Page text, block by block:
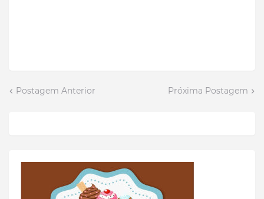
Postagem Anterior Próxima Postagem